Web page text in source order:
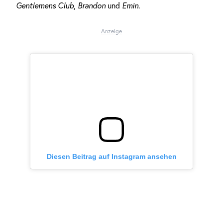
Gentlemens Club, Brandonund Emin.
Anzeige
Diesen Beitrag auf Instagram ansehen